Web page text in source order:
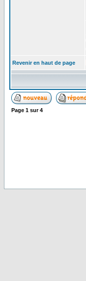
Revenir en haut de page
Page 1 sur4